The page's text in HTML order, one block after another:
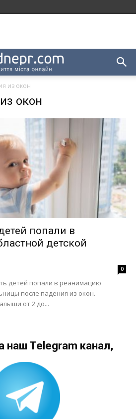
из окон
окон
попали в
детской
0
детей попали в реанимацию
после падения из окон.
от 2 до...
наш Telegram канал,